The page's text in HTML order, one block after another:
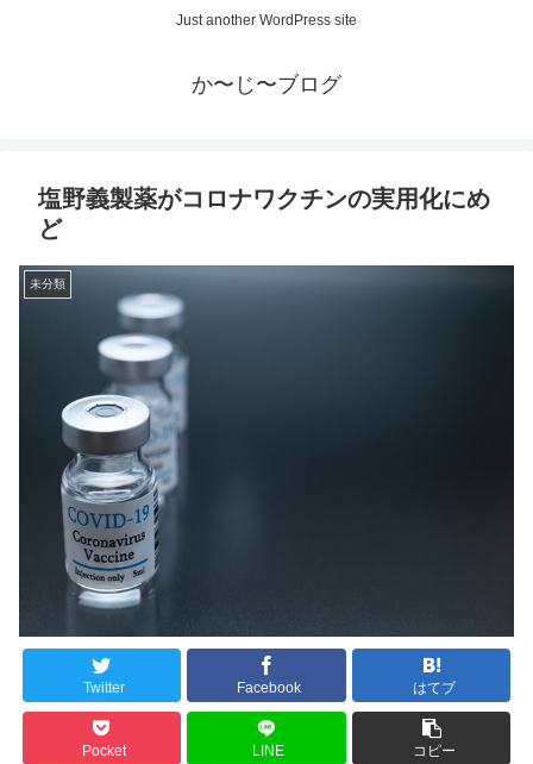
Just another WordPress site
か〜じ〜ブログ
塩野義製薬がコロナワクチンの実用化にめ
ど
未分類
Twitter Facebook はてブ
Pocket LINE コピー